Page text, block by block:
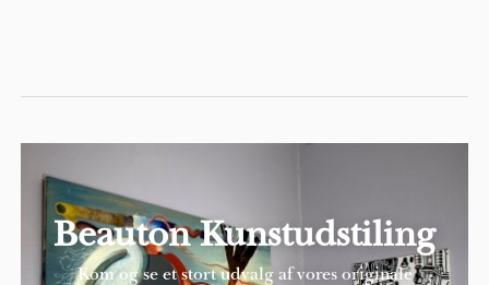
Beauton Kunstudstiling
Kom og se et stort udvalg af vores originale